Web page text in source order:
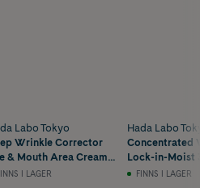
Labo Tokyo
Wrinkle Corrector
& Mouth Area Cream
I LAGER
Hada Labo
Concentrated
Lock-in-Moist
FINNS I LAGER